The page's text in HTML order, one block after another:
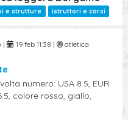
e strutture istruttori e corsi
| 19 feb 11:38 |
atletica
numero: USA 8.5, EUR
colore rosso, giallo,